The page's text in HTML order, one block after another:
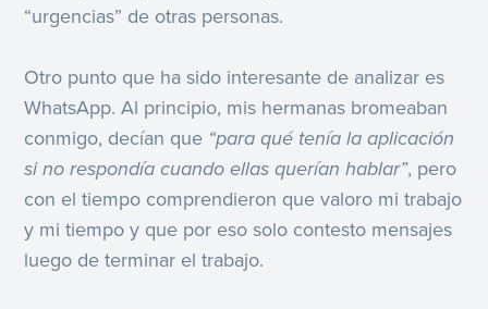
“urgencias” de otras personas.
Otro punto que ha sido interesante de analizar es
WhatsApp. Al principio, mis hermanas bromeaban
conmigo, decían que “para qué tenía la aplicación
si no respondía cuando ellas querían hablar”, pero
con el tiempo comprendieron que valoro mi trabajo
y mi tiempo y que por eso solo contesto mensajes
luego de terminar el trabajo.